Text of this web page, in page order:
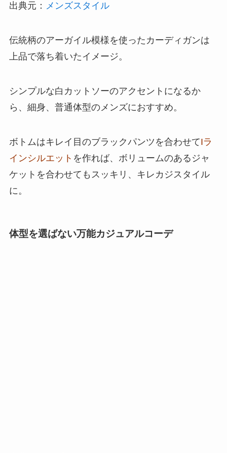
出典元： メンズスタイル
伝統柄のアーガイル模様を使ったカーディガンは
上品で落ち着いたイメージ。
シンプルな白カットソーのアクセントになるか
ら、細身、普通体型のメンズにおすすめ。
ボトムはキレイ目のブラックパンツを合わせてIラ
インシルエット を作れば、ボリュームのあるジャ
ケットを合わせてもスッキリ、キレカジスタイル
に。
体型を選ばない万能カジュアルコーデ